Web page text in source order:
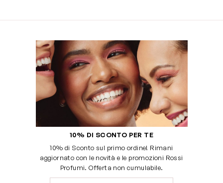
10% DI SCONTO PER TE
10% di Sconto sul primo ordine! Rimani
aggiornato con le novità e le promozioni Rossi
Profumi. Offerta non cumulabile.